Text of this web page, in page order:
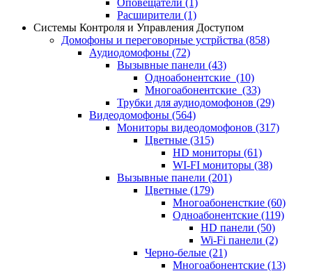
Оповещатели (1)
Расширители (1)
Системы Контроля и Управления Доступом
Домофоны и переговорные устрйства (858)
Аудиодомофоны (72)
Вызывные панели (43)
Одноабонентские (10)
Многоабонентские (33)
Трубки для аудиодомофонов (29)
Видеодомофоны (564)
Мониторы видеодомофонов (317)
Цветные (315)
HD мониторы (61)
WI-FI мониторы (38)
Вызывные панели (201)
Цветные (179)
Многоабоненсткие (60)
Одноабонентские (119)
HD панели (50)
Wi-Fi панели (2)
Черно-белые (21)
Многоабонентские (13)